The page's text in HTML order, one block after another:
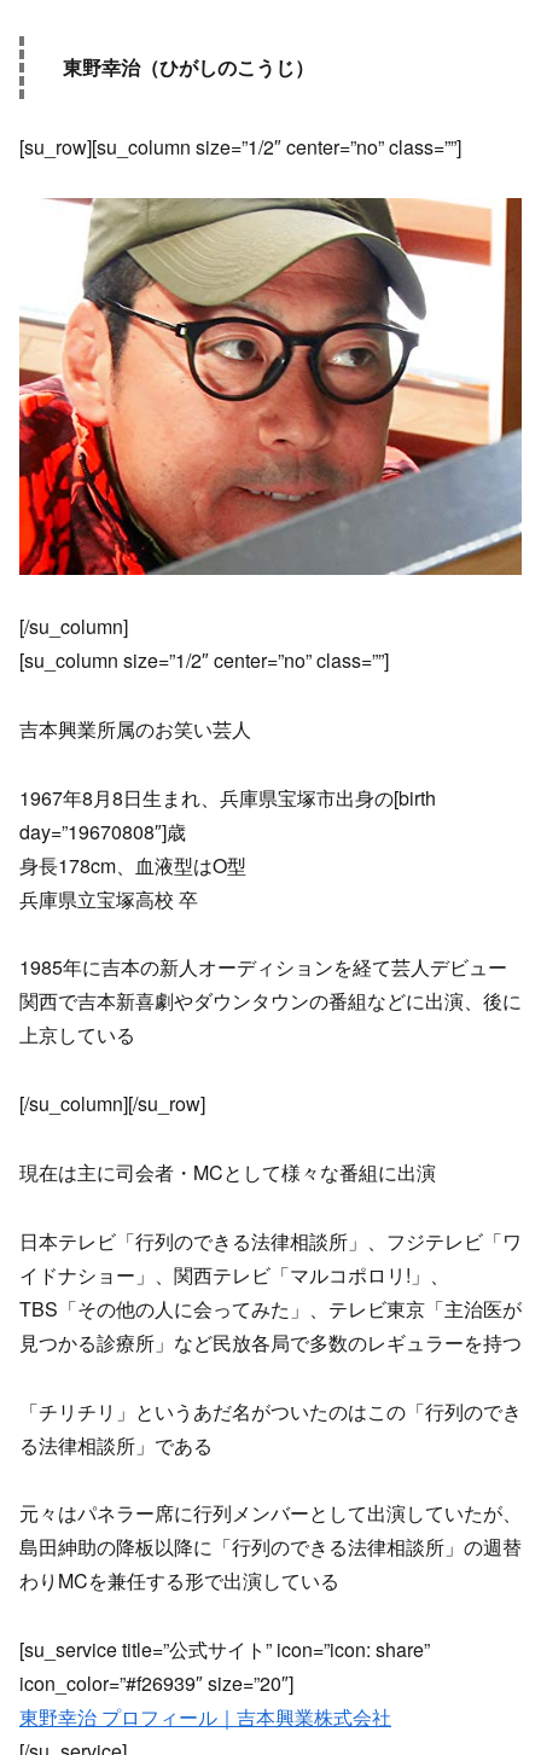
東野幸治（ひがしのこうじ）
[su_row][su_column size=”1/2″ center=”no” class=””]
[/su_column]
[su_column size=”1/2″ center=”no” class=””]
吉本興業所属のお笑い芸人
1967年8月8日生まれ、兵庫県宝塚市出身の[birth
day=”19670808″]歳
身長178cm、血液型はO型
兵庫県立宝塚高校 卒
1985年に吉本の新人オーディションを経て芸人デビュー
関西で吉本新喜劇やダウンタウンの番組などに出演、後に
上京している
[/su_column][/su_row]
現在は主に司会者・MCとして様々な番組に出演
日本テレビ「行列のできる法律相談所」、フジテレビ「ワ
イドナショー」、関西テレビ「マルコポロリ!」、
TBS「その他の人に会ってみた」、テレビ東京「主治医が
見つかる診療所」など民放各局で多数のレギュラーを持つ
「チリチリ」というあだ名がついたのはこの「行列のでき
る法律相談所」である
元々はパネラー席に行列メンバーとして出演していたが、
島田紳助の降板以降に「行列のできる法律相談所」の週替
わりMCを兼任する形で出演している
[su_service title=”公式サイト” icon=”icon: share”
icon_color=”#f26939″ size=”20″]
東野幸治 プロフィール｜吉本興業株式会社